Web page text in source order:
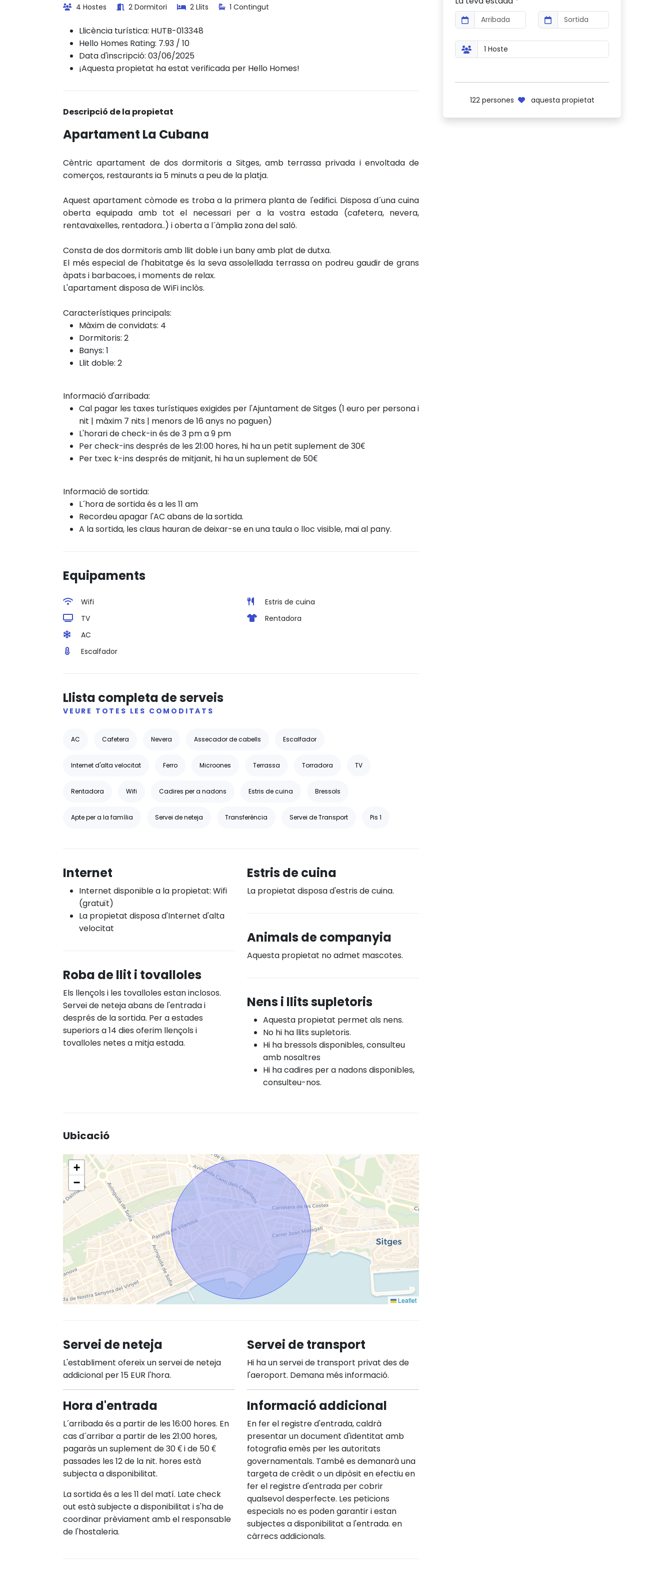
4 Hostes 2 Dormitori 2 Llits 1 Contingut
Llicència turística: HUTB-013348
Hello Homes Rating: 7.93 / 10
Data d'inscripció: 03/06/2025
¡Aquesta propietat ha estat verificada per Hello Homes!
Descripció de la propietat
Apartament La Cubana
Cèntric apartament de dos dormitoris a Sitges, amb terrassa privada i envoltada de
comerços, restaurants ia 5 minuts a peu de la platja.
Aquest apartament còmode es troba a la primera planta de l'edifici. Disposa d´una cuina
oberta equipada amb tot el necessari per a la vostra estada (cafetera, nevera,
rentavaixelles, rentadora..) i oberta a l´àmplia zona del saló.
Consta de dos dormitoris amb llit doble i un bany amb plat de dutxa.
El més especial de l'habitatge és la seva assolellada terrassa on podreu gaudir de grans
àpats i barbacoes, i moments de relax.
L'apartament disposa de WiFi inclòs.
Característiques principals:
Màxim de convidats: 4
Dormitoris: 2
Banys: 1
Llit doble: 2
Informació d'arribada:
Cal pagar les taxes turístiques exigides per l'Ajuntament de Sitges (1 euro per persona i
nit | màxim 7 nits | menors de 16 anys no paguen)
L'horari de check-in és de 3 pm a 9 pm
Per check-ins després de les 21:00 hores, hi ha un petit suplement de 30€
Per txec k-ins després de mitjanit, hi ha un suplement de 50€
Informació de sortida:
L´hora de sortida és a les 11 am
Recordeu apagar l'AC abans de la sortida.
A la sortida, les claus hauran de deixar-se en una taula o lloc visible, mai al pany.
Equipaments
Wifi
TV
AC
Escalfador
Estris de cuina
Rentadora
Llista completa de serveis
VEURE TOTES LES COMODITATS
AC Cafetera Nevera Assecador de cabells Escalfador
Internet d'alta velocitat Ferro Microones Terrassa Torradora TV
Rentadora Wifi Cadires per a nadons Estris de cuina Bressols
Apte per a la família Servei de neteja Transferència Servei de Transport Pis 1
Internet
Internet disponible a la propietat: Wifi
(gratuït)
La propietat disposa d'Internet d'alta
velocitat
Roba de llit i tovalloles
Els llençols i les tovalloles estan inclosos.
Servei de neteja abans de l'entrada i
després de la sortida. Per a estades
superiors a 14 dies oferim llençols i
tovalloles netes a mitja estada.
Estris de cuina
La propietat disposa d'estris de cuina.
Animals de companyia
Aquesta propietat no admet mascotes.
Nens i llits supletoris
Aquesta propietat permet als nens.
No hi ha llits supletoris.
Hi ha bressols disponibles, consulteu
amb nosaltres
Hi ha cadires per a nadons disponibles,
consulteu-nos.
Ubicació
+
−
Leaflet
Servei de neteja
L'establiment ofereix un servei de neteja
addicional per 15 EUR l'hora.
Hora d'entrada
L´arribada és a partir de les 16:00 hores. En
cas d´arribar a partir de les 21:00 hores,
pagaràs un suplement de 30 € i de 50 €
passades les 12 de la nit. hores està
subjecta a disponibilitat.
La sortida és a les 11 del matí. Late check
out està subjecte a disponibilitat i s'ha de
coordinar prèviament amb el responsable
de l'hostaleria.
Servei de transport
Hi ha un servei de transport privat des de
l'aeroport. Demana més informació.
Informació addicional
En fer el registre d'entrada, caldrà
presentar un document d'identitat amb
fotografia emès per les autoritats
governamentals. També es demanarà una
targeta de crèdit o un dipòsit en efectiu en
fer el registre d'entrada per cobrir
qualsevol desperfecte. Les peticions
especials no es poden garantir i estan
subjectes a disponibilitat a l'entrada. en
càrrecs addicionals.
122persones aquesta propietat